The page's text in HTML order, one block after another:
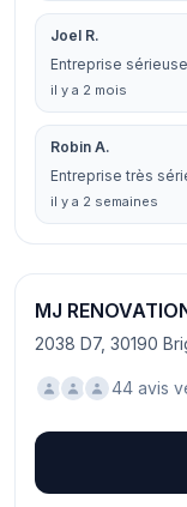
Joel R.
Entreprise
il y a 2 mois
Robin A.
Entreprise très
il y a 2 semaines
MJ
2038 D7, 30190
44 avis